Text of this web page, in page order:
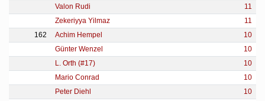
Valon Rudi
11
Zekeriyya Yilmaz
11
162
Achim Hempel
10
Günter Wenzel
10
L. Orth (#17)
10
Mario Conrad
10
Peter Diehl
10